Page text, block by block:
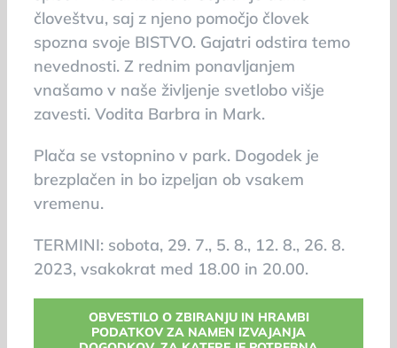
človeštvu, saj z njeno pomočjo človek
spozna svoje BISTVO. Gajatri odstira temo
nevednosti. Z rednim ponavljanjem
vnašamo v naše življenje svetlobo višje
zavesti. Vodita Barbra in Mark.
Plača se vstopnino v park. Dogodek je
brezplačen in bo izpeljan ob vsakem
vremenu.
TERMINI: sobota, 29. 7., 5. 8., 12. 8., 26. 8.
2023, vsakokrat med 18.00 in 20.00.
OBVESTILO O ZBIRANJU IN HRAMBI
PODATKOV ZA NAMEN IZVAJANJA